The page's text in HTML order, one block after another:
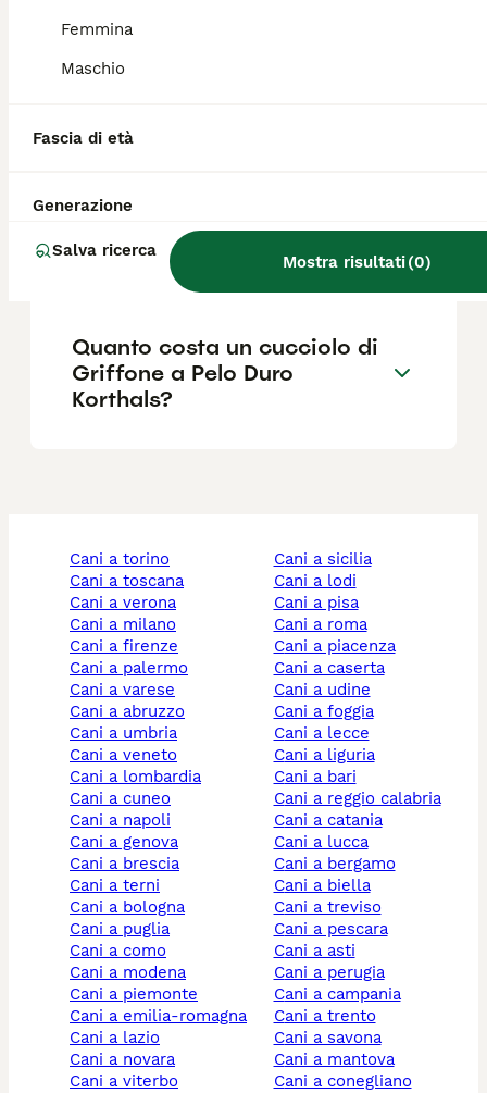
Femmina
Maschio
Fascia di età
Generazione
Salva ricerca
Mostra risultati(0)
soprattutto in situazioni nuove.
Griffone di Bruxelles?
Qual è il carattere del
Griffone a pelo duro
Korthals?
Quanto costa un cucciolo di
Griffone a Pelo Duro
Korthals?
cani a torino
cani a toscana
cani a verona
cani a milano
cani a firenze
cani a palermo
cani a varese
cani a abruzzo
cani a umbria
cani a veneto
cani a lombardia
cani a cuneo
cani a napoli
cani a genova
cani a brescia
cani a terni
cani a bologna
cani a puglia
cani a como
cani a modena
cani a piemonte
cani a emilia-romagna
cani a lazio
cani a novara
cani a viterbo
cani a sicilia
cani a lodi
cani a pisa
cani a roma
cani a piacenza
cani a caserta
cani a udine
cani a foggia
cani a lecce
cani a liguria
cani a bari
cani a reggio calabria
cani a catania
cani a lucca
cani a bergamo
cani a biella
cani a treviso
cani a pescara
cani a asti
cani a perugia
cani a campania
cani a trento
cani a savona
cani a mantova
cani a conegliano